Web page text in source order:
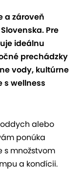
a zároveň
Pre
ideálnu
prechádzky
vody, kultúrne
wellness
alebo
ponúka
s množstvom
a kondícii.